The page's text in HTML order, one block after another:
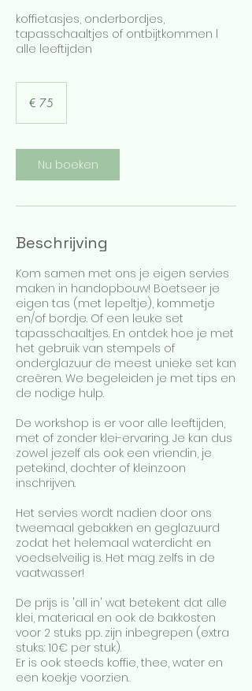
koffietasjes, onderbordjes,
tapasschaaltjes of ontbijtkommen l
alle leeftijden
€ 75
Nu boeken
Beschrijving
Kom samen met ons je eigen servies
maken in handopbouw! Boetseer je
eigen tas (met lepeltje), kommetje
en/of bordje. Of een leuke set
tapasschaaltjes. En ontdek hoe je met
het gebruik van stempels of
onderglazuur de meest unieke set kan
creëren. We begeleiden je met tips en
de nodige hulp.
De workshop is er voor alle leeftijden,
met of zonder klei-ervaring. Je kan dus
zowel jezelf als ook een vriendin, je
petekind, dochter of kleinzoon
inschrijven.
Het servies wordt nadien door ons
tweemaal gebakken en geglazuurd
zodat het helemaal waterdicht en
voedselveilig is. Het mag zelfs in de
vaatwasser!
De prijs is 'all in' wat betekent dat alle
klei, materiaal en ook de bakkosten
voor 2 stuks pp. zijn inbegrepen (extra
stuks: 10€ per stuk).
Er is ook steeds koffie, thee, water en
een koekje voorzien.